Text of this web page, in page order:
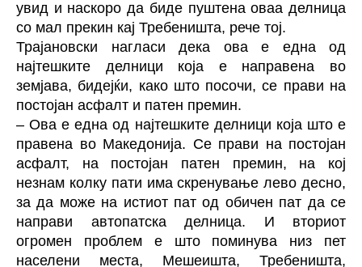
увид и наскоро да биде пуштена оваа делница
со мал прекин кај Требеништа, рече тој.
Трајановски нагласи дека ова е една од
најтешките делници која е направена во
земјава, бидејќи, како што посочи, се прави на
постојан асфалт и патен премин.
– Ова е една од најтешките делници која што е
правена во Македонија. Се прави на постојан
асфалт, на постојан патен премин, на кој
незнам колку пати има скренување лево десно,
за да може на истиот пат од обичен пат да се
направи автопатска делница. И вториот
огромен проблем е што поминува низ пет
населени места, Мешеишта, Требеништа,